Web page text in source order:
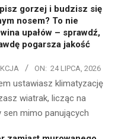
gorzej i budzisz się
nosem? To nie
upałów – sprawdź,
pogarsza jakość
ON: 24 LIPCA, 2026
ustawiasz klimatyzację
wiatrak, licząc na
sen mimo panujących